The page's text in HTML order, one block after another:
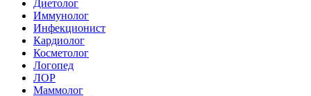
Диетолог
Иммунолог
Инфекционист
Кардиолог
Косметолог
Логопед
ЛОР
Маммолог